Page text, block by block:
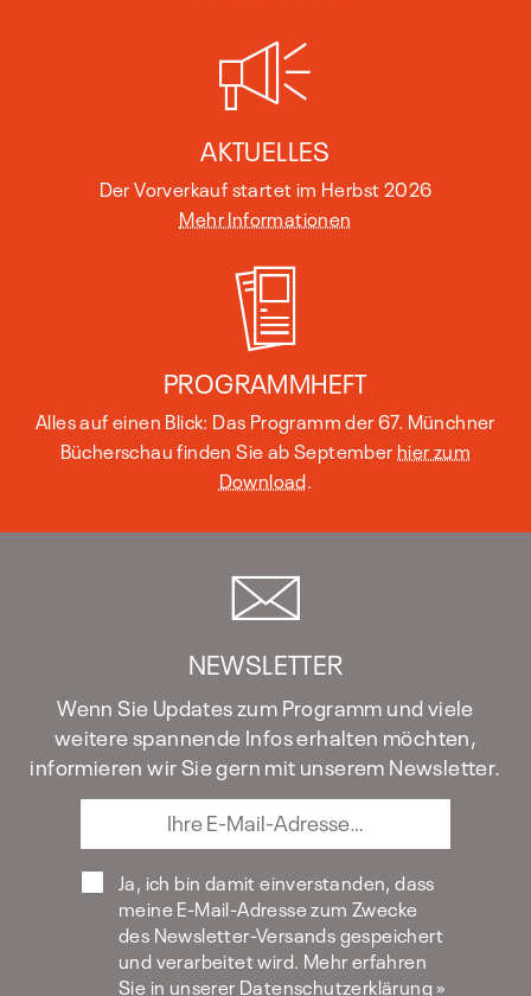
AKTUELLES
Der Vorverkauf startet im Herbst 2026
Mehr Informationen
PROGRAMMHEFT
Alles auf einen Blick: Das Programm der 67. Münchner
Bücherschau finden Sie ab September hier zum
Download.
NEWSLETTER
Wenn Sie Updates zum Programm und viele
weitere spannende Infos erhalten möchten,
informieren wir Sie gern mit unserem Newsletter.
Ja, ich bin damit einverstanden, dass
meine E-Mail-Adresse zum Zwecke
des Newsletter-Versands gespeichert
und verarbeitet wird. Mehr erfahren
Sie in unserer Datenschutzerklärung »